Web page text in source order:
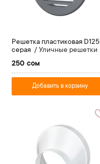
Решетка пластиковая D125
серая
Уличные решетки
250 сом
Добавить в корзину